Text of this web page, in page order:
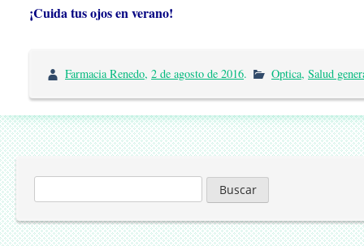
¡Cuida tus ojos en verano!
Farmacia Renedo, 2 de agosto de 2016. Optica, Salud